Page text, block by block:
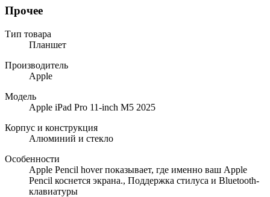
Прочее
Тип товара
Планшет
Производитель
Apple
Модель
Apple iPad Pro 11-inch M5 2025
Корпус и конструкция
Алюминий и стекло
Особенности
Apple Pencil hover показывает, где именно ваш Apple
Pencil коснется экрана., Поддержка стилуса и Bluetooth-
клавиатуры